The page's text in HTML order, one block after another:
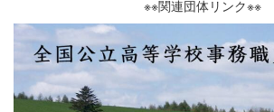
※※関連団体リンク※※